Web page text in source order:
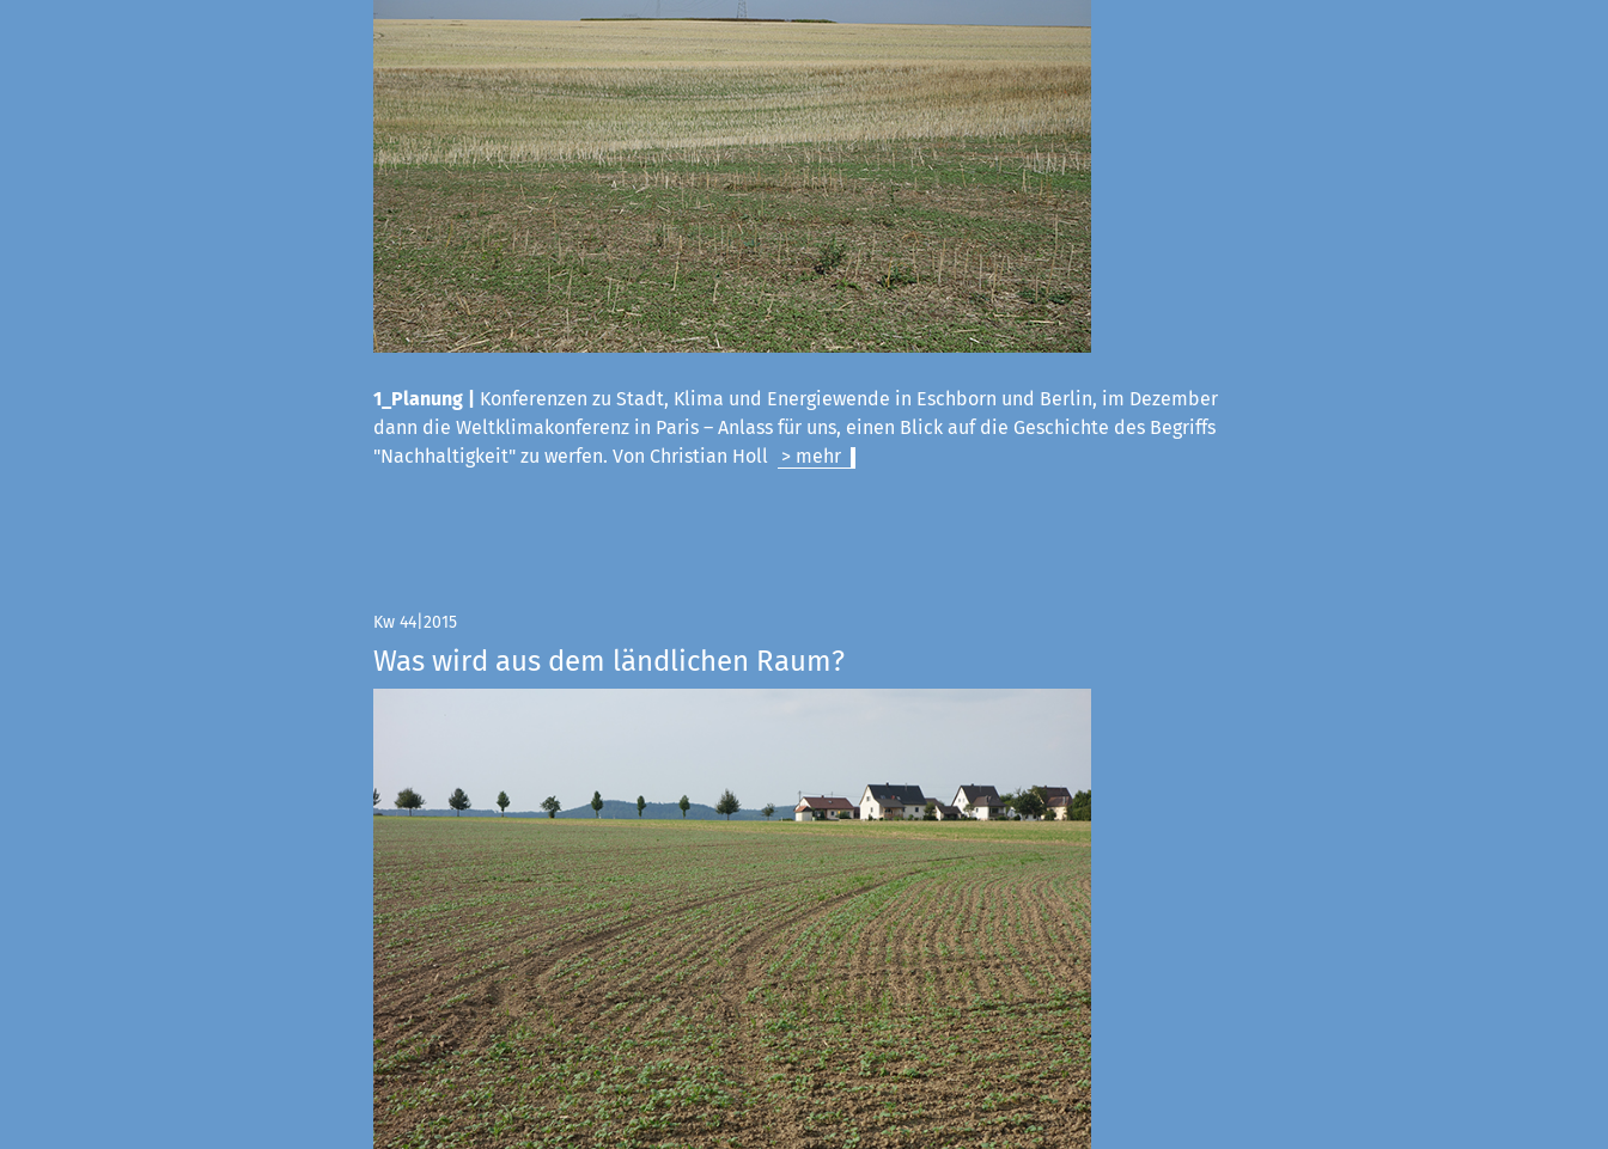
1_Planung |
Konferenzen zu Stadt, Klima und Energiewende in Eschborn und Berlin, im Dezember
dann die Weltklimakonferenz in Paris – Anlass für uns, einen Blick auf die Geschichte des Begriffs
"Nachhaltigkeit" zu werfen. Von Christian Holl
> mehr
Kw 44|2015
Was wird aus dem ländlichen Raum?